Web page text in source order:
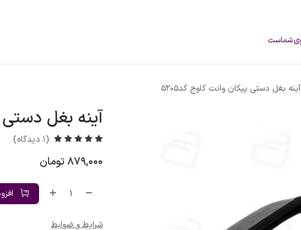
آینه بغل دستی پیکان وانت کاوج کد5205
آینه بغل دستی
(1 دیدگاه)
879,000تومان
شرایط و ضوابط